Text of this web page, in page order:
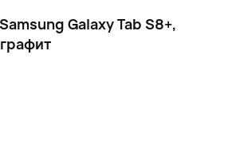
Galaxy Tab S8+,